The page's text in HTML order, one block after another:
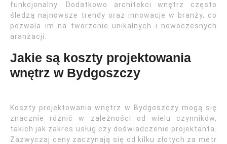
funkcjonalny. Dodatkowo architekci wnętrz często
śledzą najnowsze trendy oraz innowacje w branży, co
pozwala im na tworzenie unikalnych i nowoczesnych
aranżacji.
Jakie są koszty projektowania
wnętrz w Bydgoszczy
Koszty projektowania wnętrz w Bydgoszczy mogą się
znacznie różnić w zależności od wielu czynników,
takich jak zakres usług czy doświadczenie projektanta.
Zazwyczaj ceny zaczynają się od kilku złotych za metr